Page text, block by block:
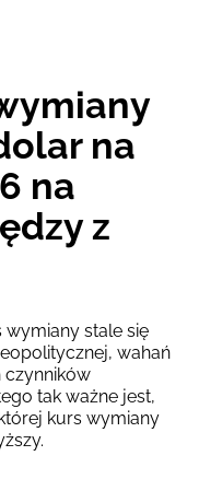
na
na
z
wymiany stale się
wahań
czynników
tak ważne jest,
kurs wymiany